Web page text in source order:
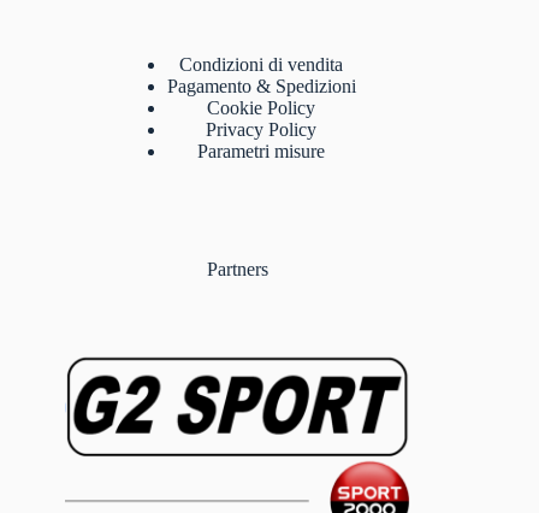
Condizioni di vendita
Pagamento & Spedizioni
Cookie Policy
Privacy Policy
Parametri misure
Partners